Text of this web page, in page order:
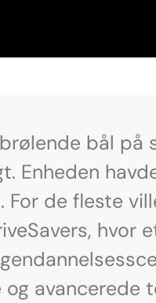
bål på
Enheden
de fleste
hvor
avancerede